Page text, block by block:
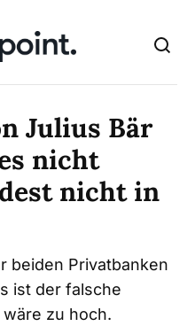
Julius Bär
nicht
nicht in
beiden Privatbanken
ist der falsche
zu hoch.